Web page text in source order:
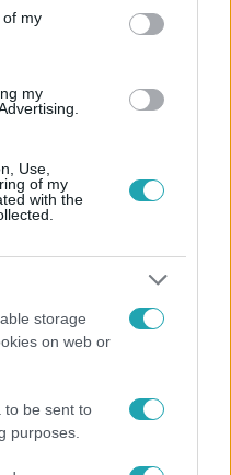
of my
my
Use,
of my
with the
storage
on web or
to be sent to
purposes.
#NOBEL